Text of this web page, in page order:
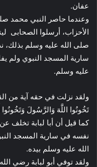
عفان.
وعندما حاصر النبي محمد
الأحزاب، أرسلوا الصحابى
صلى الله عليه وسلم بذلك،
سارية المسجد النبوي ولم
عليه وسلم.
ولقد نزلت في حقه آية من
تَخُونُوا اللَّهَ وَالرَّسُولَ وَتَخُونُوا
كما قيل أن أبا لبابة تخلف
نفسه في سارية المسجد
الله عليه وسلم بيده.
ولقد توفي أبو لبابة رضي